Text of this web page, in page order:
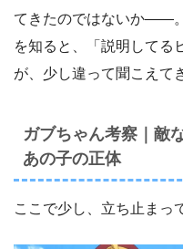
てきたのではないか――
を知ると、「説明してる
が、少し違って聞こえて
ガブちゃん考察｜敵
あの子の正体
ここで少し、立ち止まっ